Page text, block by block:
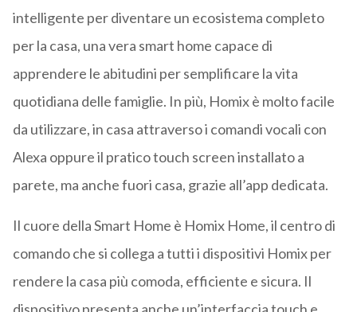
intelligente per diventare un ecosistema completo
per la casa, una vera smart home capace di
apprendere le abitudini per semplificare la vita
quotidiana delle famiglie. In più, Homix è molto facile
da utilizzare, in casa attraverso i comandi vocali con
Alexa oppure il pratico touch screen installato a
parete, ma anche fuori casa, grazie all’app dedicata.
Il cuore della Smart Home è Homix Home, il centro di
comando che si collega a tutti i dispositivi Homix per
rendere la casa più comoda, efficiente e sicura. Il